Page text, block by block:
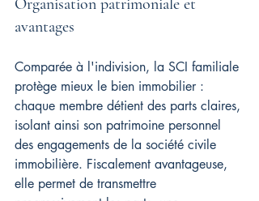
avantages
Comparée à l'indivision, la SCI familiale
protège mieux le bien immobilier :
chaque membre détient des parts claires,
isolant ainsi son patrimoine personnel
des engagements de la société civile
immobilière. Fiscalement avantageuse,
elle permet de transmettre